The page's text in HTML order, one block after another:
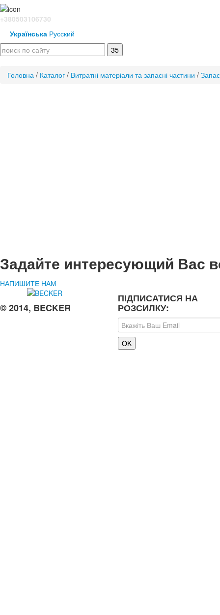
+380503106730
Українська Русский
Головна / Каталог / Витратні матеріали та запасні частини /
Задайте интересующий Вас
НАПИШИТЕ НАМ
© 2014, BECKER
ПІДПИСАТИСЯ НА
РОЗСИЛКУ: